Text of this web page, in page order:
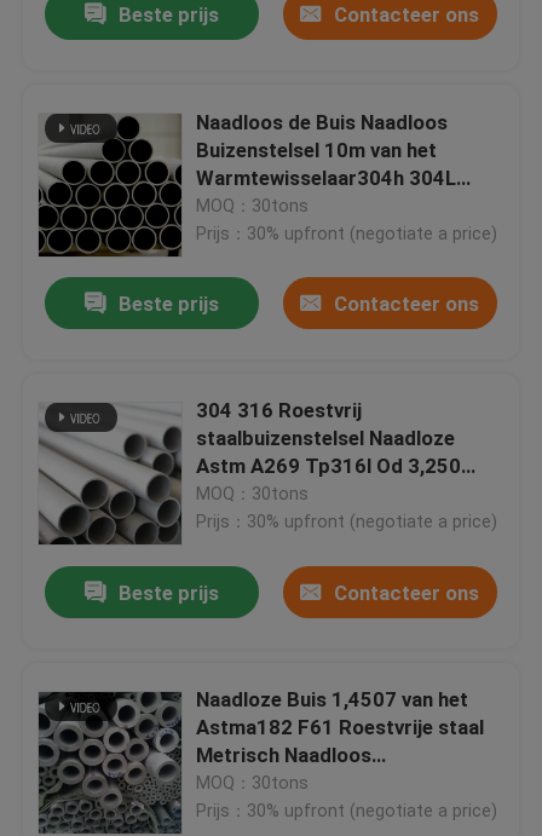
Beste prijs Contacteer ons
Naadloos de Buis Naadloos
Buizenstelsel 10m van het
Warmtewisselaar304h 304L
Roestvrije staal
MOQ：30tons
Prijs：30% upfront (negotiate a price)
Beste prijs Contacteer ons
304 316 Roestvrij
staalbuizenstelsel Naadloze
Astm A269 Tp316l Od 3,250
10mm 20mm 202
MOQ：30tons
Prijs：30% upfront (negotiate a price)
Beste prijs Contacteer ons
Naadloze Buis 1,4507 van het
Astma182 F61 Roestvrije staal
Metrisch Naadloos
Koudgetrokken Buizenstelsel
MOQ：30tons
Prijs：30% upfront (negotiate a price)